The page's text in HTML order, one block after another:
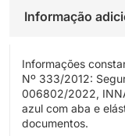
Informação
Informações
Nº 333/2012:
006802/2022,
azul com aba e
documentos.